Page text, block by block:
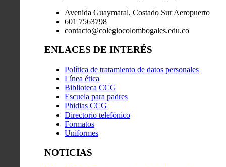
Avenida Guaymaral, Costado Sur Aeropuerto
601 7563798
contacto@colegiocolombogales.edu.co
ENLACES DE INTERÉS
Política de tratamiento de datos personales
Línea ética
Biblioteca CCG
Escuela para padres
Phidias CCG
Directorio telefónico
Formatos
Uniformes
NOTICIAS